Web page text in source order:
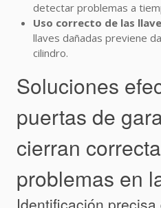
detectar problemas a
Uso correcto de las
llaves dañadas previene
cilindro.
Soluciones
puertas de
cierran
problemas en
Identificación